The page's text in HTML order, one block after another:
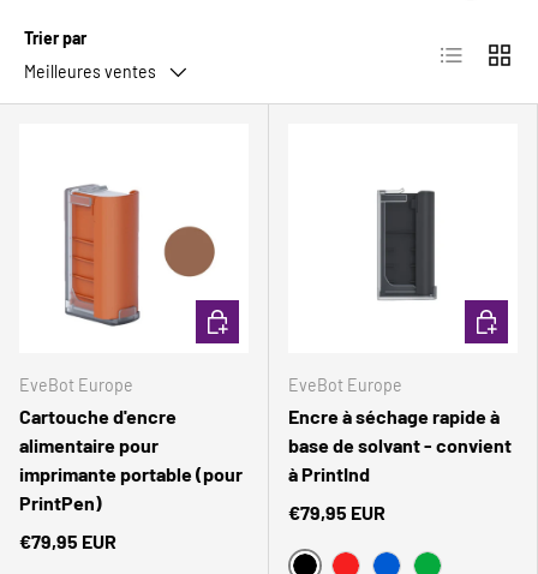
Trier par
Meilleures ventes
Liste Grille
EveBot Europe
Cartouche d'encre
alimentaire pour
imprimante portable (pour
PrintPen)
€79,95 EUR
CHOISIR LES OPTIONS
EveBot Europe
Encre à séchage rapide à
base de solvant - convient
à PrintInd
€79,95 EUR